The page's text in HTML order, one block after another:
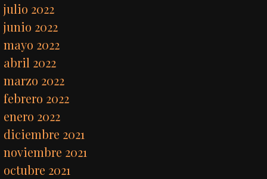
julio 2022
junio 2022
mayo 2022
abril 2022
marzo 2022
febrero 2022
enero 2022
diciembre 2021
noviembre 2021
octubre 2021